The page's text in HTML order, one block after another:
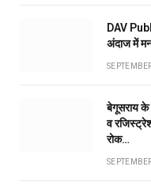
DAV
अंदाज में
बेगूसराय के
व
रोक…